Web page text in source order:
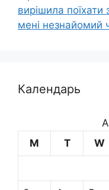
вирішила
мені незнайомий
Календарь
M
T W